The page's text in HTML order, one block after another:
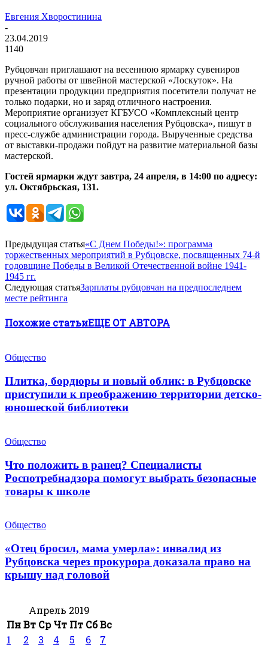
Евгения Хворостинина
-
23.04.2019
1140
Рубцовчан приглашают на весеннюю ярмарку сувениров
ручной работы от швейной мастерской «Лоскуток». На
презентации продукции предприятия посетители получат не
только подарки, но и заряд отличного настроения.
Мероприятие организует КГБУСО «Комплексный центр
социального обслуживания населения Рубцовска», пишут в
пресс-службе администрации города. Вырученные средства
от выставки-продажи пойдут на развитие материальной базы
мастерской.
Гостей ярмарки ждут завтра, 24 апреля, в 14:00 по адресу:
ул. Октябрьская, 131.
Предыдущая статья«С Днем Победы!»: программа
торжественных мероприятий в Рубцовске, посвященных 74-й
годовщине Победы в Великой Отечественной войне 1941-
1945 гг.
Следующая статьяЗарплаты рубцовчан на предпоследнем
месте рейтинга
Похожие статьиЕЩЕ ОТ АВТОРА
Общество
Плитка, бордюры и новый облик: в Рубцовске
приступили к преображению территории детско-
юношеской библиотеки
Общество
Что положить в ранец? Специалисты
Роспотребнадзора помогут выбрать безопасные
товары к школе
Общество
«Отец бросил, мама умерла»: инвалид из
Рубцовска через прокурора доказала право на
крышу над головой
Апрель 2019
ПнВт Ср Чт Пт СбВс
1
2 3 4 5 6
7